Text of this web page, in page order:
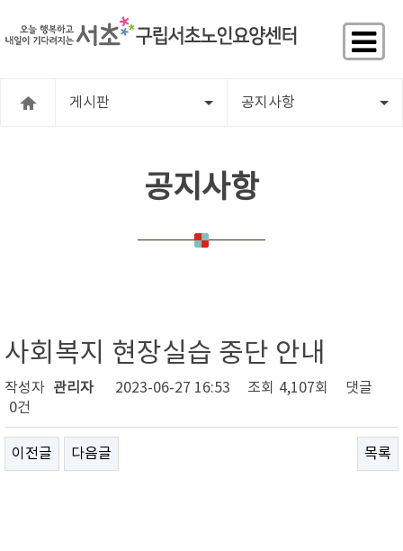
게시판 공지사항
공지사항
사회복지 현장실습 중단 안내
작성자 관리자 2023-06-27 16:53 조회 4,107회
댓글
0건
이전글 다음글 목록